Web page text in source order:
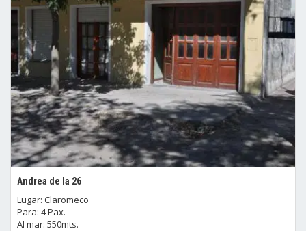
Andrea de la 26
Lugar: Claromeco
Para: 4 Pax.
Al mar: 550mts.